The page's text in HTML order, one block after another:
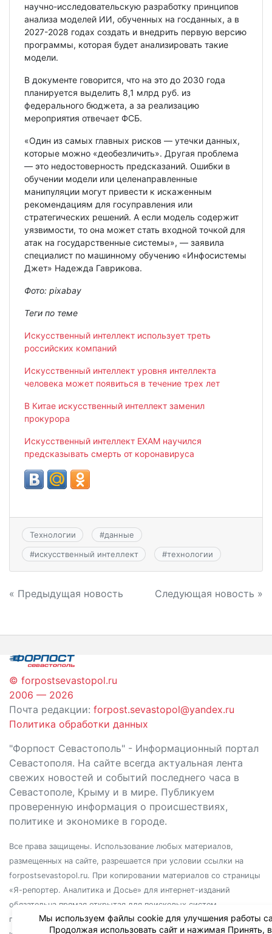
научно-исследовательскую разработку принципов
анализа моделей ИИ, обученных на госданных, а в
2027-2028 годах создать и внедрить первую версию
программы, которая будет анализировать такие
модели.
В документе говорится, что на это до 2030 года
планируется выделить 8,1 млрд руб. из
федерального бюджета, а за реализацию
мероприятия отвечает ФСБ.
«Один из самых главных рисков — утечки данных,
которые можно «деобезличить». Другая проблема
— это недостоверность предсказаний. Ошибки в
обучении модели или целенаправленные
манипуляции могут привести к искаженным
рекомендациям для госуправления или
стратегических решений. А если модель содержит
уязвимости, то она может стать входной точкой для
атак на государственные системы», — заявила
специалист по машинному обучению «Инфосистемы
Джет» Надежда Гаврикова.
Фото: pixabay
Теги по теме
Искусственный интеллект использует треть
российских компаний
Искусственный интеллект уровня интеллекта
человека может появиться в течение трех лет
В Китае искусственный интеллект заменил
прокурора
Искусственный интеллект EXAM научился
предсказывать смерть от коронавируса
Технологии #данные
#искусственный интеллект #технологии
Навигация
записям
« Предыдущая новость Следующая новость »
© forpostsevastopol.ru
2006 — 2026
Почта редакции: forpost.sevastopol@yandex.ru
Политика обработки данных
"Форпост Севастополь" - Информационный портал
Севастополя. На сайте всегда актуальная лента
свежих новостей и событий последнего часа в
Севастополе, Крыму и в мире. Публикуем
проверенную информация о происшествиях,
политике и экономике в городе.
Все права защищены. Использование любых материалов,
размещенных на сайте, разрешается при условии ссылки на
forpostsevastopol.ru. При копировании материалов со страницы
«Я-репортер. Аналитика и Досье» для интернет-изданий
обязательна прямая открытая для поисковых систем
гиперссылка. Независимо от полного или частичного
Мы используем файлы cookie для улучшения работы
Продолжая использовать сайт и нажимая Принять,